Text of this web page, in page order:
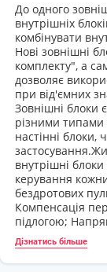
До одного
внутрішніх
комбінувати
Нові зовнішні
комплекту", а
дозволяє
при від'ємних
Зовнішні блоки
різними типами
настінні блоки,
внутрішні
керування
бездротових
Компенсація
підлогою;
режиму роботи;
зовнішньої
Фреон R32;
Дізнатись більше